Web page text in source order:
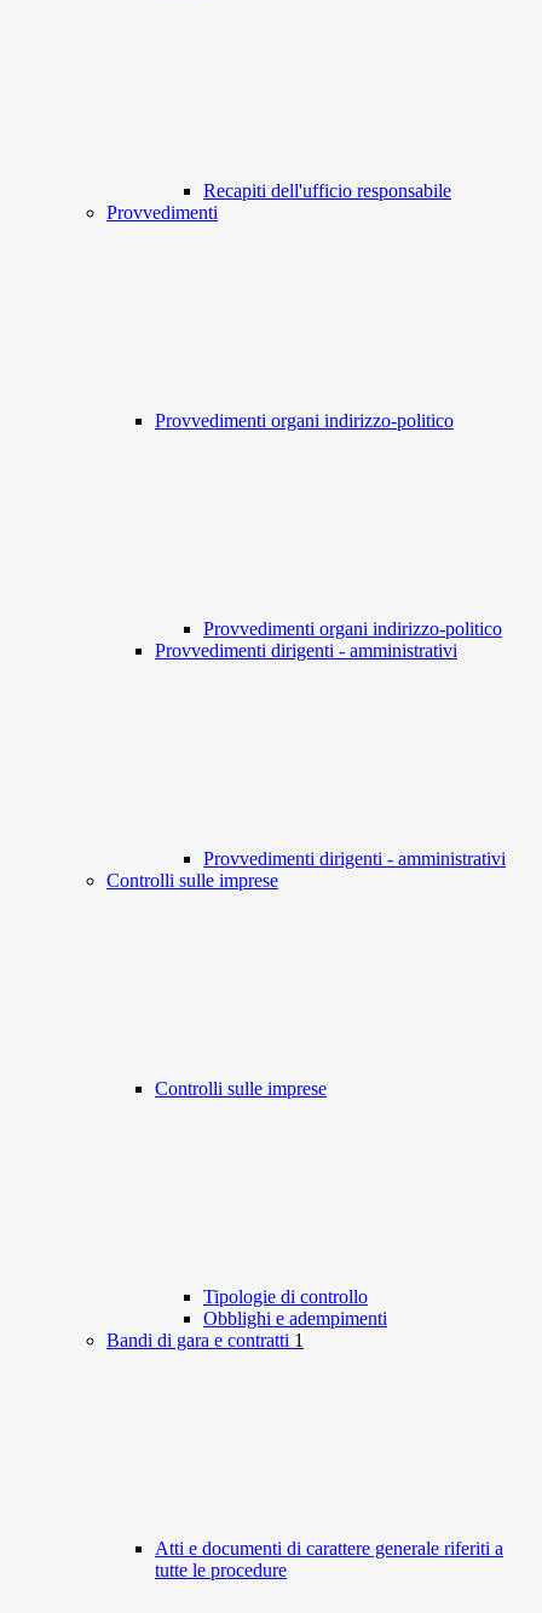
Recapiti dell'ufficio responsabile
Provvedimenti
Provvedimenti organi indirizzo-politico
Provvedimenti organi indirizzo-politico
Provvedimenti dirigenti - amministrativi
Provvedimenti dirigenti - amministrativi
Controlli sulle imprese
Controlli sulle imprese
Tipologie di controllo
Obblighi e adempimenti
Bandi di gara e contratti 1
Atti e documenti di carattere generale riferiti a
tutte le procedure